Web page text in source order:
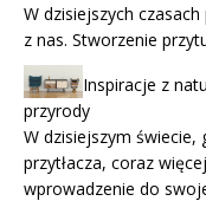
W dzisiejszych
z nas. Stworzenie
Inspiracje z
przyrody
W dzisiejszym
przytłacza, coraz
wprowadzenie do